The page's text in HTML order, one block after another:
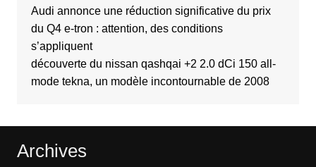
Audi annonce une réduction significative du prix
du Q4 e-tron : attention, des conditions
s’appliquent
découverte du nissan qashqai +2 2.0 dCi 150 all-
mode tekna, un modèle incontournable de 2008
Archives